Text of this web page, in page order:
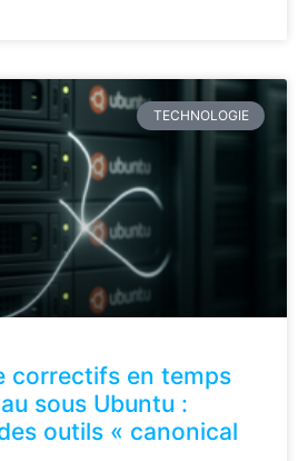
TECHNOLOGIE
correctifs en temps
sous Ubuntu :
outils « canonical